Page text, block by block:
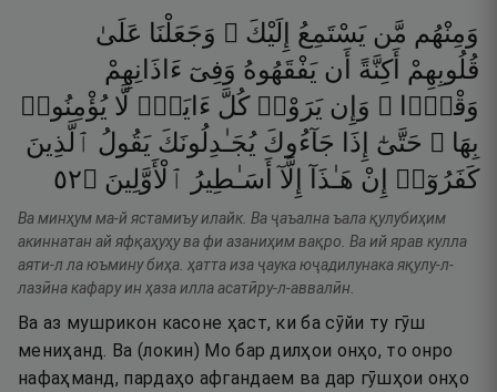
وَمِنْهُم مَّن يَسْتَمِعُ إِلَيْكَ ۖ وَجَعَلْنَا عَلَىٰ
قُلُوبِهِمْ أَكِنَّةً أَن يَفْقَهُوهُ وَفِىٓ ءَاذَانِهِمْ
وَقْرًۭا ۚ وَإِن يَرَوْا۟ كُلَّ ءَايَةٍۢ لَّا يُؤْمِنُوا۟
بِهَا ۚ حَتَّىٰٓ إِذَا جَآءُوكَ يُجَـٰدِلُونَكَ يَقُولُ ٱلَّذِينَ
كَفَرُوٓا۟
إِنْ هَـٰذَآ إِلَّآ أَسَـٰطِيرُ ٱلْأَوَّلِينَ ۝٢٥
Ва минҳум ма-й ястамиъу илайк. Ва ҷаъална ъала қулубиҳим
акиннатан ай яфқаҳуҳу ва фи азаниҳим вақро. Ва ий ярав кулла
аяти-л ла юъмину биҳа. ҳатта иза ҷаука юҷадилунака яқулу-л-
лазӣна кафару ин ҳаза илла асатӣру-л-аввалӣн.
Ва аз мушрикон касоне ҳаст, ки ба сӯйи ту гӯш
мениҳанд. Ва (локин) Мо бар дилҳои онҳо, то онро
нафаҳманд, пардаҳо афгандаем ва дар гӯшҳои онҳо